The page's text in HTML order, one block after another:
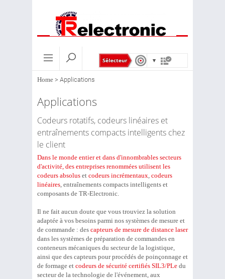
Home > Applications
Applications
Codeurs rotatifs, codeurs linéaires et
entraînements compacts intelligents chez
le client
Dans le monde entier et dans d'innombrables secteurs
d'activité, des entreprises renommées utilisent les
codeurs absolus et codeurs incrémentaux, codeurs
linéaires, entraînements compacts intelligents et
composants de TR-Electronic.
Il ne fait aucun doute que vous trouviez la solution
adaptée à vos besoins parmi nos systèmes de mesure et
de commande : des capteurs de mesure de distance laser
dans les systèmes de préparation de commandes en
conteneurs mécaniques du secteur de la logistique,
ainsi que des capteurs pour procédés de poinçonnage et
de formage et codeurs de sécurité certifiés SIL3/PLe du
secteur de la technologie de l'événement, aux